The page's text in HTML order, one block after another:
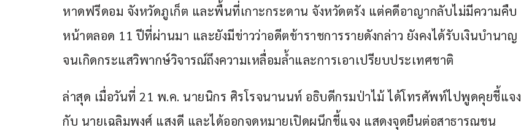
หาดฟรีดอม จังหวัดภูเก็ต และพื้นที่เกาะกระดาน จังหวัดตรัง แต่คดีอาญากลับไม่มีความคืบ
หน้าตลอด 11 ปีที่ผ่านมา และยังมีข่าวว่าอดีตข้าราชการรายดังกล่าว ยังคงได้รับเงินบำนาญ
จนเกิดกระแสวิพากษ์วิจารณ์ถึงความเหลื่อมล้ำและการเอาเปรียบประเทศชาติ
ล่าสุด เมื่อวันที่ 21 พ.ค. นายนิกร ศิรโรจนานนท์ อธิบดีกรมป่าไม้ ได้โทรศัพท์ไปพูดคุยชี้แจง
กับ นายเฉลิมพงศ์ แสงดี และได้ออกจดหมายเปิดผนึกชี้แจง แสดงจุดยืนต่อสาธารณชน